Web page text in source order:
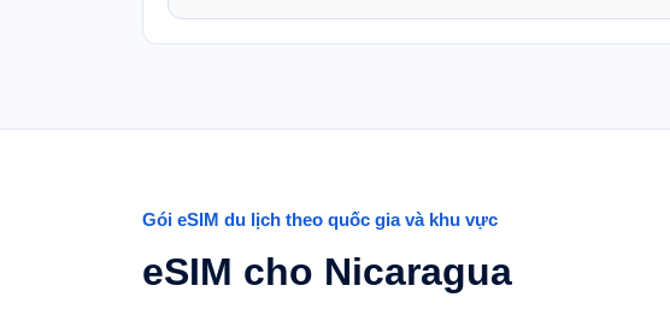
Gói eSIM du lịch theo quốc gia và khu vực
eSIM cho Nicaragua